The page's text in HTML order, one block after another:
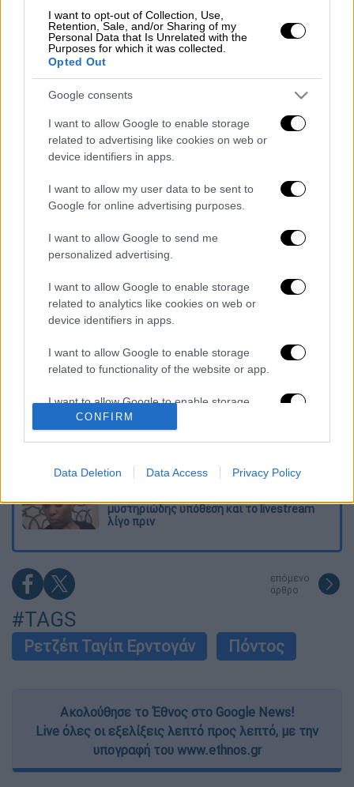
I want to opt-out of Collection, Use,
Retention, Sale, and/or Sharing of my
Personal Data that Is Unrelated with the
Purposes for which it was collected.
Opted Out
Google consents
I want to allow Google to enable storage
related to advertising like cookies on web or
device identifiers in apps.
I want to allow my user data to be sent to
Google for online advertising purposes.
I want to allow Google to send me
personalized advertising.
I want to allow Google to enable storage
related to analytics like cookies on web or
device identifiers in apps.
I want to allow Google to enable storage
related to functionality of the website or app.
I want to allow Google to enable storage
related to personalization.
related to security, including authentication
user protection.
CONFIRM
Data Deletion Data Access Privacy Policy
Αρμένιους,Πόντιους,Έλληνες
της
ΣμύρνηςκαιΑσσύριους. Κάθε άλλο, θα
προσπαθήσει να διαστρεβλώσει την ιστορία
και να παρουσιάσει στη Διεθνή Κοινότητα,
ότι όλα αυτά που λέγονται για τις σφαγές
των 1.500.000 Αρμενίων και των 353.000
Ποντίων και τόσων εκατοντάδων χιλιάδων
Σμυρνιών και Ασσυρίων, είναι ψέματα και
παραπληροφόρηση.
Διαβάστε ακόμη
Τα «γεράκια» της Ψάθας: Έσωσαν από τη
μεγάλη φωτιά τη γειτονιά που κάποτε τους
έδιωχνε - «Πέρασε όλη η ζωή μπροστά μου»
Κυνήγι χρόνου στα λεωφορεία: Οδηγοί
καταγγέλλουν για δρομολόγια και
προειδοποιούν για κινδύνους
Σοκ στο Μεξικό: Influencer εκτελέστηκε σε
ζωντανή μετάδοση - Τον πυροβόλησαν στο
κεφάλι
Παιδιά ζούσαν για μέρες με τη νεκρή
μυστηριώδης υπόθεση και το livestream
λίγο πριν
επόμενο
άρθρο
#TAGS
Ρετζέπ Ταγίπ Ερντογάν Πόντος
Ακολούθησε το Έθνος στο Google News!
Live όλες οι εξελίξεις λεπτό προς λεπτό, με την
υπογραφή του www.ethnos.gr